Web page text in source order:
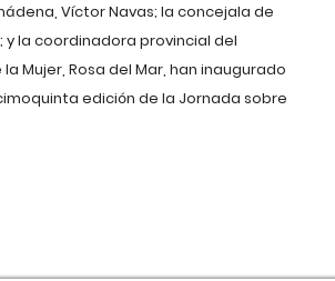
Víctor Navas; la concejala de
y la coordinadora provincial del
Mujer, Rosa del Mar, han inaugurado
edición de la Jornada sobre